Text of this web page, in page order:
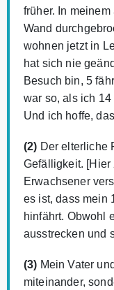
früher. In
Wand
wohnen jetzt in
hat sich nie
Besuch bin, 5
war so, als ich 14
Und ich hoffe,
(2) Der elterliche
Gefälligkeit.
Erwachsener
es ist, dass mein
hinfährt. Obwohl
ausstrecken und
(3) Mein Vater
miteinander,